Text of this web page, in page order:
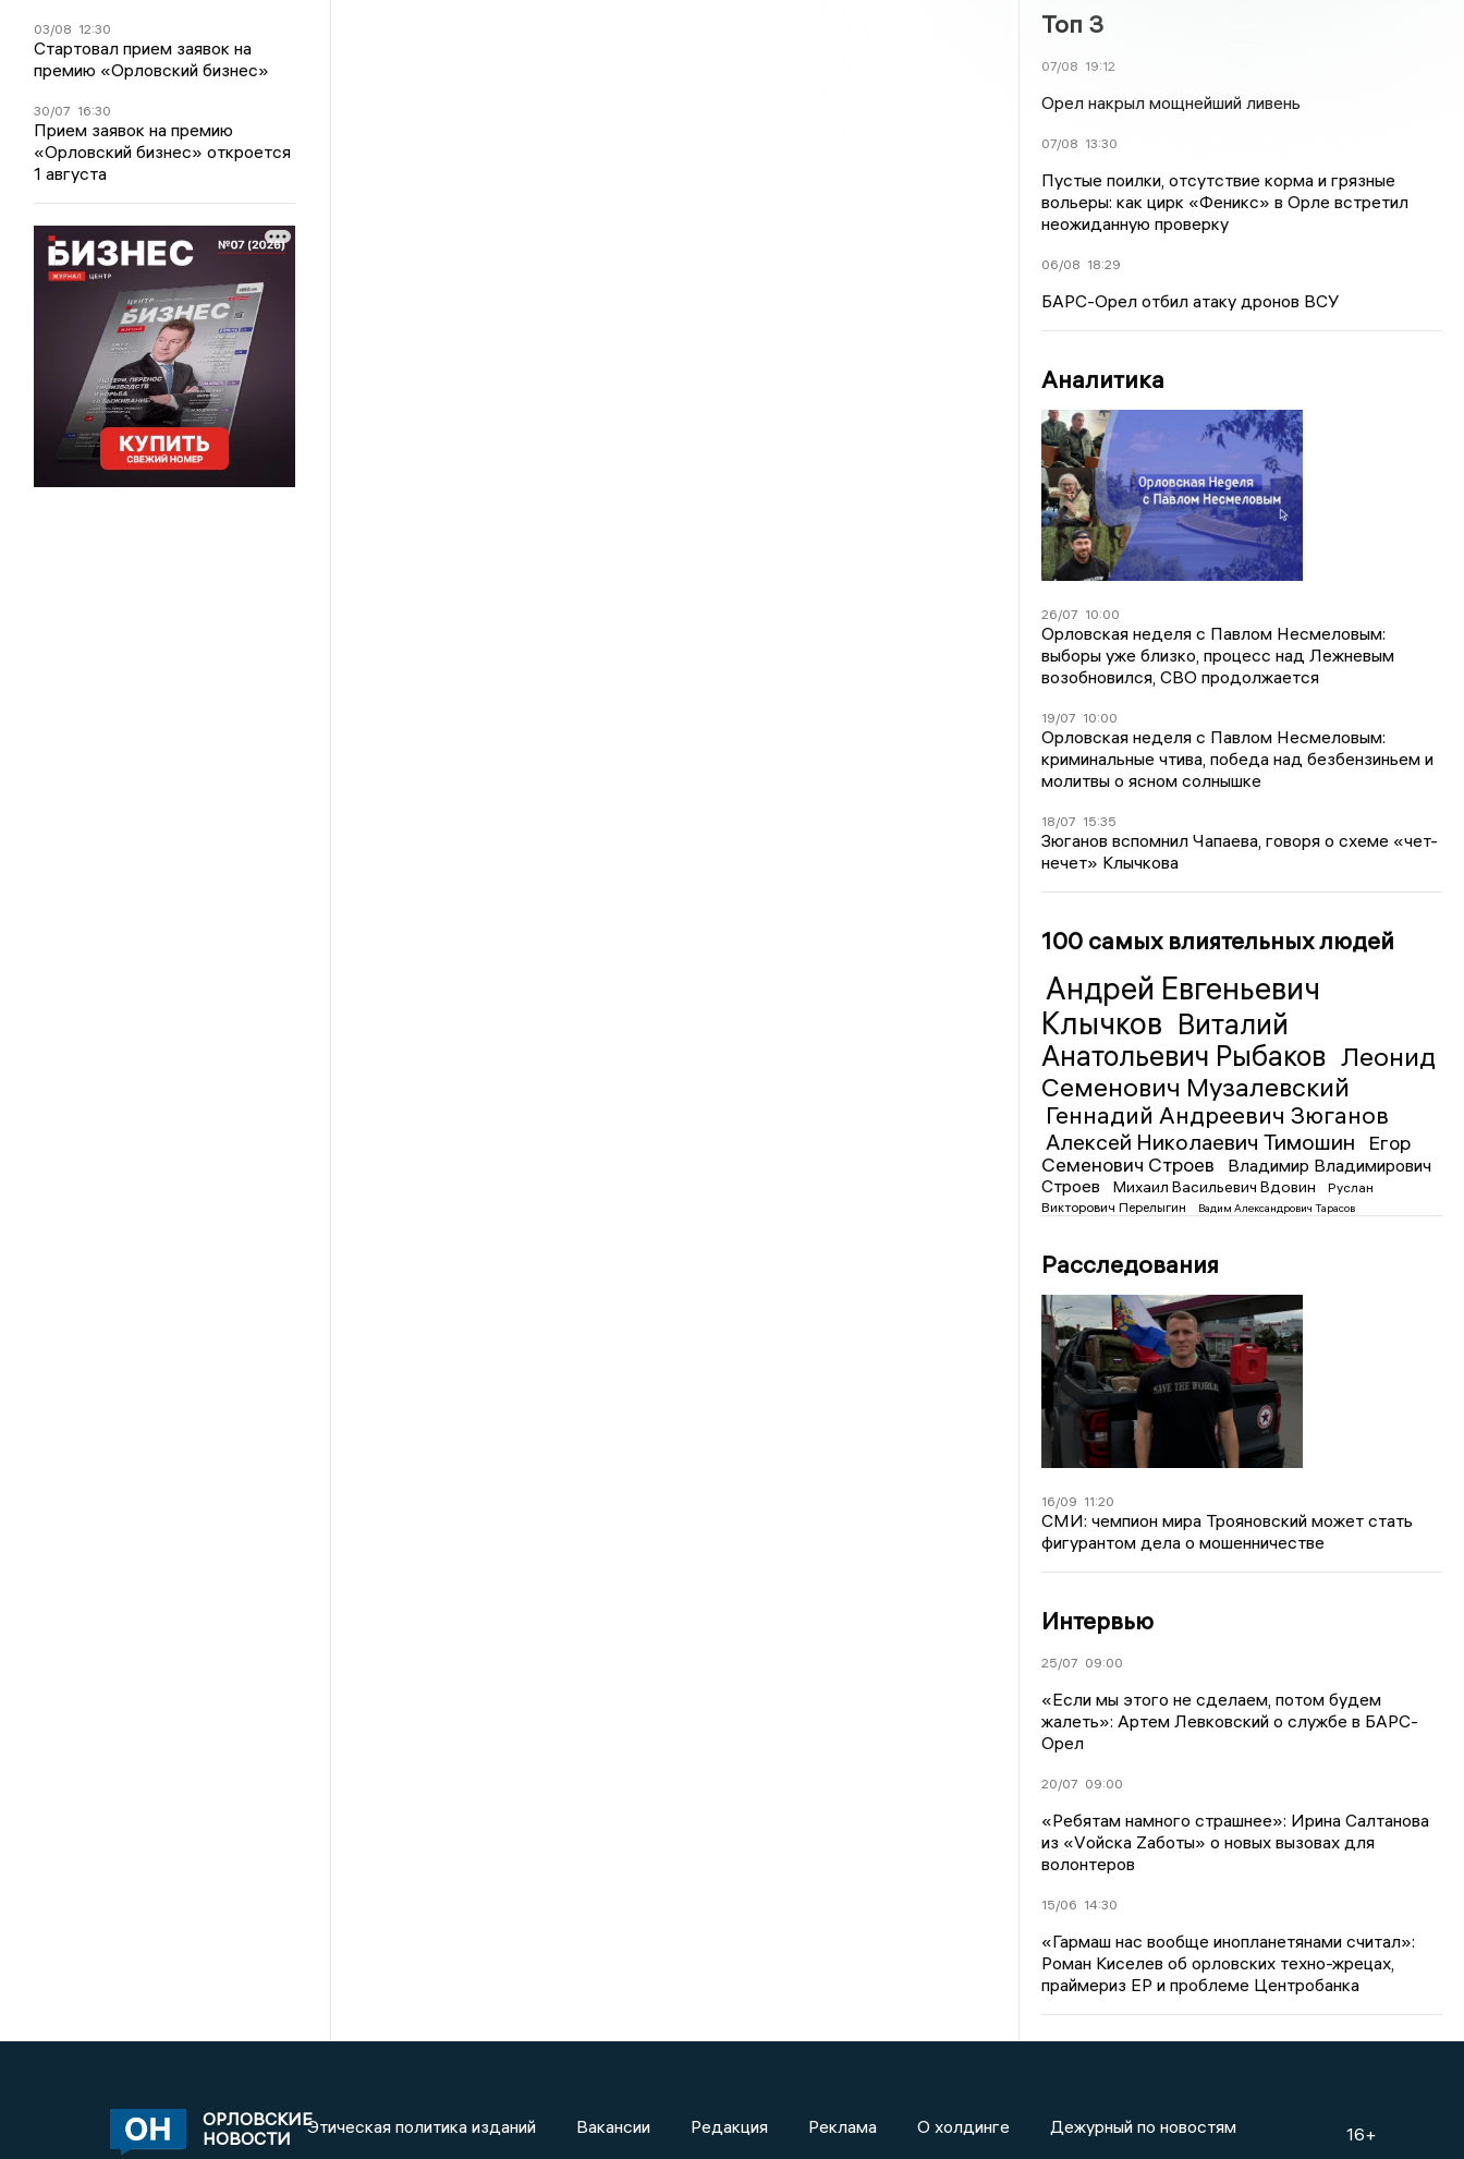
03/08 12:30
Стартовал прием заявок на
премию «Орловский бизнес»
30/07 16:30
Прием заявок на премию
«Орловский бизнес» откроется
1 августа
Топ 3
07/08 19:12
Орел накрыл мощнейший ливень
07/08 13:30
Пустые поилки, отсутствие корма и грязные
вольеры: как цирк «Феникс» в Орле встретил
неожиданную проверку
06/08 18:29
БАРС-Орел отбил атаку дронов ВСУ
Аналитика
26/07 10:00
Орловская неделя с Павлом Несмеловым:
выборы уже близко, процесс над Лежневым
возобновился, СВО продолжается
19/07 10:00
Орловская неделя с Павлом Несмеловым:
криминальные чтива, победа над безбензиньем и
молитвы о ясном солнышке
18/07 15:35
Зюганов вспомнил Чапаева, говоря о схеме «чет-
нечет» Клычкова
100 самых влиятельных людей
Андрей Евгеньевич
Клычков Виталий
Анатольевич Рыбаков Леонид
Семенович Музалевский
Геннадий Андреевич Зюганов
Алексей Николаевич Тимошин
Егор
Семенович Строев
Владимир Владимирович
Строев
Михаил Васильевич Вдовин
Руслан
Викторович Перелыгин
Вадим Александрович Тарасов
Расследования
16/09 11:20
СМИ: чемпион мира Трояновский может стать
фигурантом дела о мошенничестве
Интервью
25/07 09:00
«Если мы этого не сделаем, потом будем
жалеть»: Артем Левковский о службе в БАРС-
Орел
20/07 09:00
«Ребятам намного страшнее»: Ирина Салтанова
из «Vойска Zаботы» о новых вызовах для
волонтеров
15/06 14:30
«Гармаш нас вообще инопланетянами считал»:
Роман Киселев об орловских техно-жрецах,
праймериз ЕР и проблеме Центробанка
ОРЛОВСКИЕ
НОВОСТИ
Этическая политика изданий Вакансии Редакция Реклама О холдинге Дежурный по новостям 16+